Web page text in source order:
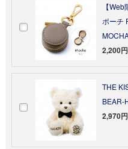
【
ポーチ
2,200
THE
BEAR-
2,970